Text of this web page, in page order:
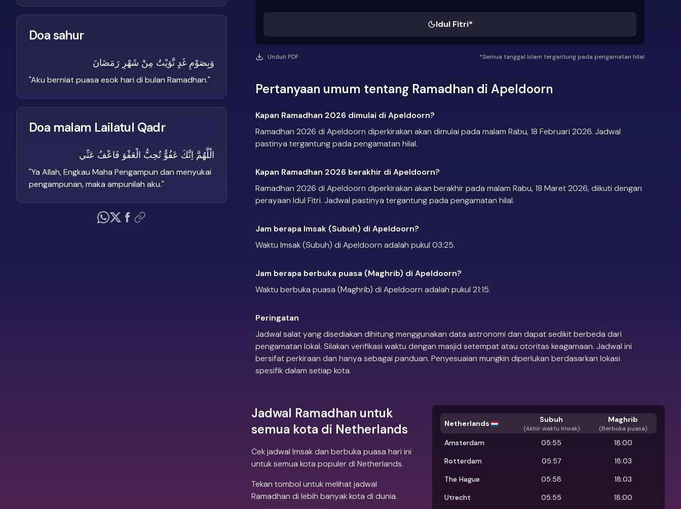
Idul Fitri*
Unduh PDF *Semua tanggal Islam tergantung pada pengamatan hilal
Pertanyaan umum tentang Ramadhan di Apeldoorn
Kapan Ramadhan 2026 dimulai di Apeldoorn?
Ramadhan 2026 di Apeldoorn diperkirakan akan dimulai pada malam Rabu, 18 Februari 2026. Jadwal
pastinya tergantung pada pengamatan hilal.
Kapan Ramadhan 2026 berakhir di Apeldoorn?
Ramadhan 2026 di Apeldoorn diperkirakan akan berakhir pada malam Rabu, 18 Maret 2026, diikuti dengan
perayaan Idul Fitri. Jadwal pastinya tergantung pada pengamatan hilal.
Jam berapa Imsak (Subuh) di Apeldoorn?
Waktu Imsak (Subuh) di Apeldoorn adalah pukul 03:25.
Jam berapa berbuka puasa (Maghrib) di Apeldoorn?
Waktu berbuka puasa (Maghrib) di Apeldoorn adalah pukul 21:15.
Peringatan
Jadwal salat yang disediakan dihitung menggunakan data astronomi dan dapat sedikit berbeda dari
pengamatan lokal. Silakan verifikasi waktu dengan masjid setempat atau otoritas keagamaan. Jadwal ini
bersifat perkiraan dan hanya sebagai panduan. Penyesuaian mungkin diperlukan berdasarkan lokasi
spesifik dalam setiap kota.
Jadwal Ramadhan untuk
semua kota di Netherlands
Cek jadwal Imsak dan berbuka puasa hari ini
untuk semua kota populer di Netherlands.
Tekan tombol untuk melihat jadwal
Ramadhan di lebih banyak kota di dunia.
Netherlands Subuh
(Akhir waktu Imsak)
Maghrib
(Berbuka puasa)
Amsterdam 05:55
18:00
Rotterdam
05:57
18:03
The Hague
05:58
18:03
Utrecht
05:55
18:00
Doa sahur
وَبِصَوْمِ غَدٍ نَّوَيْتُ مِنْ شَهْرِ رَمَضَانَ
"Aku berniat puasa esok hari di bulan Ramadhan."
Doa malam Lailatul Qadr
الْلَّهُمَّ اِنَّكَ عَفُوٌّ تُحِبُّ الْعَفْوَ فَاعْفُ عَنِّي
"Ya Allah, Engkau Maha Pengampun dan menyukai
pengampunan, maka ampunilah aku."